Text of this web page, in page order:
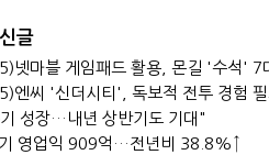
글
넷마블 게임패드 활용, 몬길 '수석' 7
엔씨 '신더시티', 독보적 전투 경험
성장…내년 상반기도 기대"
영업익 909억…전년비 38.8%↑